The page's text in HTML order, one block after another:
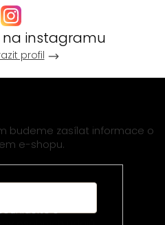
na instagramu
profil
budeme zasílat informace o
e-shopu.
s